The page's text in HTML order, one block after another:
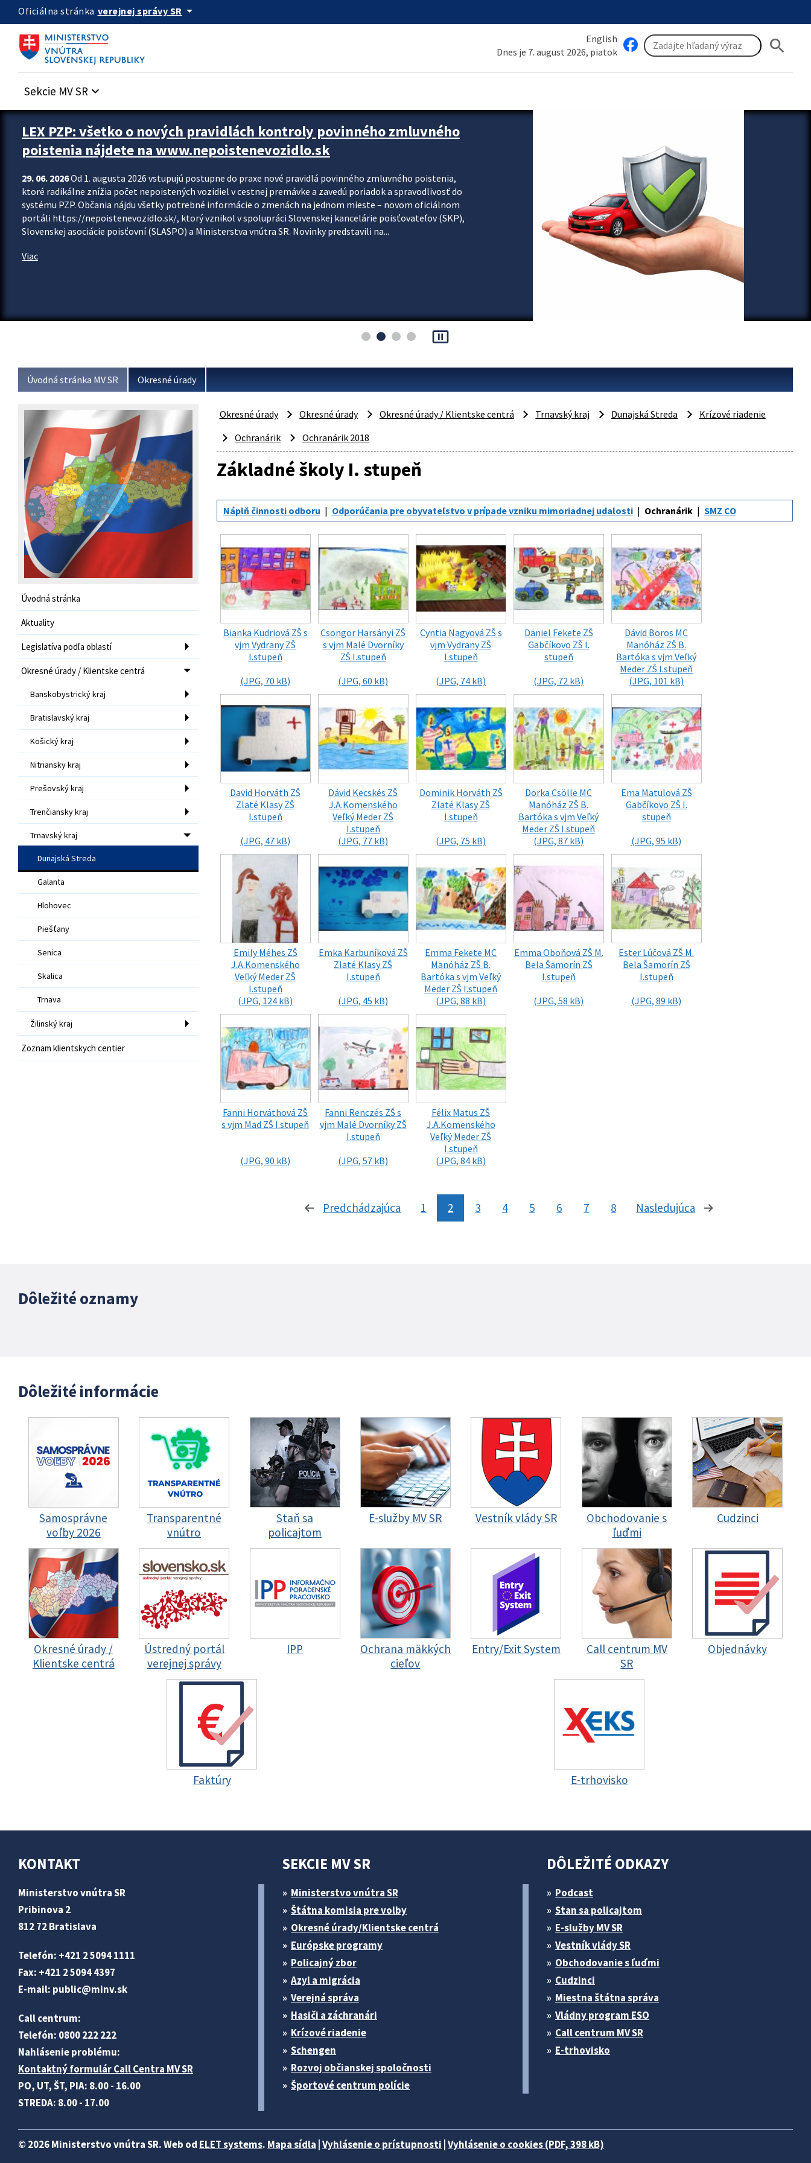
Preskocit na hlavný obsah
Oficiálna stránka verejnej správy SR arrow_drop_down
English
Dnes je 7. august 2026, piatok
search
Sekcie MV SR keyboard_arrow_down
Zastavit automatický posun upútavok
LEX PZP: všetko o nových pravidlách kontroly povinného zmluvného
poistenia nájdete na www.nepoistenevozidlo.sk
29. 06. 2026Od 1. augusta 2026 vstupujú postupne do praxe nové pravidlá povinného zmluvného poistenia,
ktoré radikálne znížia počet nepoistených vozidiel v cestnej premávke a zavedú poriadok a spravodlivosť do
systému PZP. Občania nájdu všetky potrebné informácie o zmenách na jednom mieste – novom oficiálnom
portáli https://nepoistenevozidlo.sk/, ktorý vznikol v spolupráci Slovenskej kancelárie poisťovateľov (SKP),
Slovenskej asociácie poisťovní (SLASPO) a Ministerstva vnútra SR. Novinky predstavili na...
Viac
pause_presentation
Úvodná stránka MV SR Okresné úrady
Úvodná stránka
Aktuality
Legislatíva podľa oblastí
Okresné úrady / Klientske centrá
Banskobystrický kraj
Bratislavský kraj
Košický kraj
Nitriansky kraj
Prešovský kraj
Trenčiansky kraj
Trnavský kraj
Dunajská Streda
Galanta
Hlohovec
Piešťany
Senica
Skalica
Trnava
Žilinský kraj
Zoznam klientskych centier
Okresné úrady Okresné úrady Okresné úrady / Klientske centrá Trnavský kraj Dunajská Streda
Krízové riadenie
Ochranárik
Ochranárik 2018
Základné školy I. stupeň
Náplň činnosti odboru Odporúčania pre obyvateľstvo v prípade vzniku mimoriadnej udalosti Ochranárik SMZ CO
Bianka Kudriová ZŠ s
vjm Vydrany ZŠ
I.stupeň
(JPG, 70 kB)
Csongor Harsányi ZŠ
s vjm Malé Dvorníky
ZŠ I.stupeň
(JPG, 60 kB)
Cyntia Nagyová ZŠ s
vjm Vydrany ZŠ
I.stupeň
(JPG, 74 kB)
Daniel Fekete ZŠ
Gabčíkovo ZŠ I.
stupeň
(JPG, 72 kB)
Dávid Boros MC
Manóház ZŠ B.
Bartóka s vjm Veľký
Meder ZŠ I.stupeň
(JPG, 101 kB)
David Horváth ZŠ
Zlaté Klasy ZŠ
I.stupeň
(JPG, 47 kB)
Dávid Kecskés ZŠ
J.A.Komenského
Veľký Meder ZŠ
I.stupeň
(JPG, 77 kB)
Dominik Horváth ZŠ
Zlaté Klasy ZŠ
I.stupeň
(JPG, 75 kB)
Dorka Csölle MC
Manóház ZŠ B.
Bartóka s vjm Veľký
Meder ZŠ I.stupeň
(JPG, 87 kB)
Ema Matulová ZŠ
Gabčíkovo ZŠ I.
stupeň
(JPG, 95 kB)
Emily Méhes ZŠ
J.A.Komenského
Veľký Meder ZŠ
I.stupeň
(JPG, 124 kB)
Emka Karbuníková ZŠ
Zlaté Klasy ZŠ
I.stupeň
(JPG, 45 kB)
Emma Fekete MC
Manóház ZŠ B.
Bartóka s vjm Veľký
Meder ZŠ I.stupeň
(JPG, 88 kB)
Emma Oboňová ZŠ M.
Bela Šamorín ZŠ
I.stupeň
(JPG, 58 kB)
Ester Lúčová ZŠ M.
Bela Šamorín ZŠ
I.stupeň
(JPG, 89 kB)
Fanni Horváthová ZŠ
s vjm Mad ZŠ I.stupeň
(JPG, 90 kB)
Fanni Renczés ZŠ s
vjm Malé Dvorníky ZŠ
I.stupeň
(JPG, 57 kB)
Félix Matus ZŠ
J.A.Komenského
Veľký Meder ZŠ
I.stupeň
(JPG, 84 kB)
Predchádzajúca stránka
1 2 3 4 5 6 7 8 Nasledujúca stránka
Dôležité oznamy
Dôležité informácie
Samosprávne
voľby 2026
Transparentné
vnútro
Staň sa
policajtom
E-služby MV SR Vestník vlády SR
Obchodovanie s
ľuďmi
Cudzinci
Okresné úrady /
Klientske centrá
Ústredný portál
verejnej správy
IPP
Ochrana mäkkých
cieľov
Entry/Exit System
Call centrum MV
SR
Objednávky
Faktúry E-trhovisko
KONTAKT
Ministerstvo vnútra SR
Pribinova 2
812 72 Bratislava
Telefón: +421 2 5094 1111
Fax: +421 2 5094 4397
E-mail: public@minv.sk
Call centrum:
Telefón: 0800 222 222
Nahlásenie problému:
Kontaktný formulár Call Centra MV SR
PO, UT, ŠT, PIA: 8.00 - 16.00
STREDA: 8.00 - 17.00
SEKCIE MV SR
Ministerstvo vnútra SR
Štátna komisia pre volby
Okresné úrady/Klientske centrá
Európske programy
Policajný zbor
Azyl a migrácia
Verejná správa
Hasiči a záchranári
Krízové riadenie
Schengen
Rozvoj občianskej spoločnosti
Športové centrum polície
DÔLEŽITÉ ODKAZY
Podcast
Stan sa policajtom
E-služby MV SR
Vestník vlády SR
Obchodovanie s ľuďmi
Cudzinci
Miestna štátna správa
Vládny program ESO
Call centrum MV SR
E-trhovisko
© 2026 Ministerstvo vnútra SR. Web od ELET systems. Mapa sídla Vyhlásenie o prístupnosti Vyhlásenie o cookies (PDF, 398 kB)